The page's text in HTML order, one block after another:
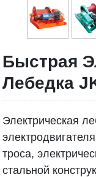
Быстрая
Лебедка
Электрическая
троса,
стальной